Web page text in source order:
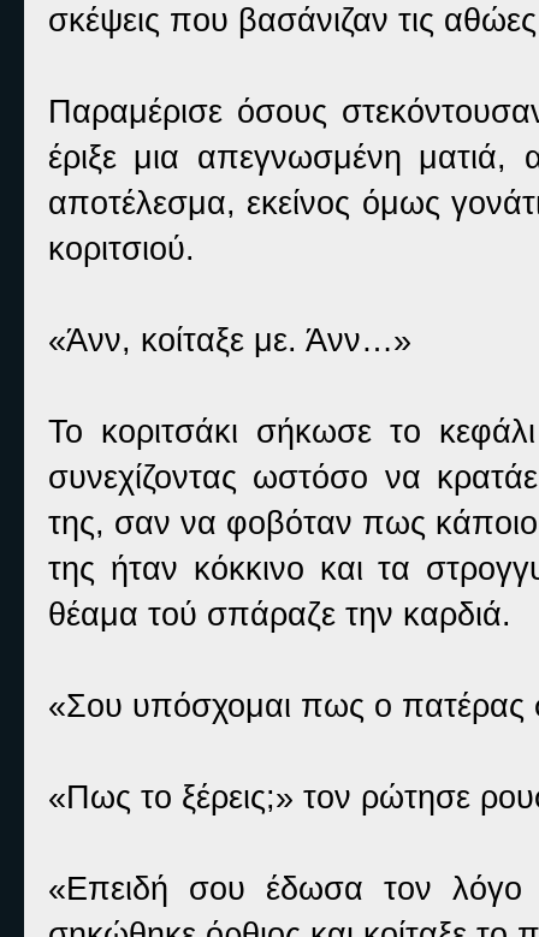
σκέψεις που βασάνιζαν τις
Παραμέρισε όσους
έριξε μια απεγνωσμένη ματιά,
αποτέλεσμα, εκείνος όμως
κοριτσιού.
«Άνν, κοίταξε με. Άνν…»
Το κοριτσάκι σήκωσε το
συνεχίζοντας ωστόσο να
της, σαν να φοβόταν πως
της ήταν κόκκινο και τα
θέαμα τού σπάραζε την καρδιά.
«Σου υπόσχομαι πως ο πατέρας
«Πως το ξέρεις;» τον ρώτησε
«Επειδή σου έδωσα τον λόγο